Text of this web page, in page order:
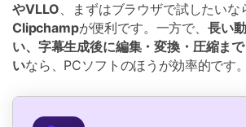
やVLLO、まずはブラウザで試したいな
Clipchampが便利です。一方で、 長い
い、字幕生成後に編集・変換・圧縮ま
いなら、PCソフトのほうが効率的です。